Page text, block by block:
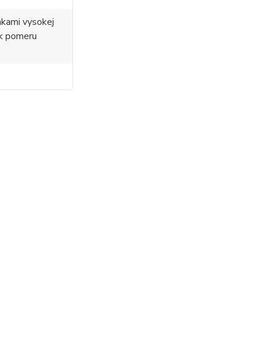
vysokej
pomeru